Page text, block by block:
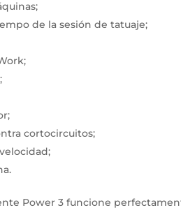
de la sesión de tatuaje;
cortocircuitos;
Power 3 funcione